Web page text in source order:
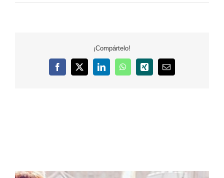
¡Compártelo!
Facebook
X LinkedInWhatsApp
Xing
Correo
electrónico